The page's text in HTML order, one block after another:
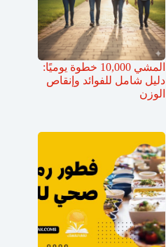
المشي 10,000 خطوة يوميًا:
دليل شامل للفوائد وإنقاص
الوزن